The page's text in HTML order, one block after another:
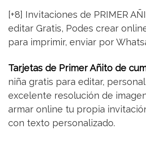
[+8] Invitaciones de PRIMER
editar Gratis, Podes crear
para imprimir, enviar por
Tarjetas de Primer Añito de
niña gratis para editar,
excelente resolución de
armar online tu propia
con texto personalizado.